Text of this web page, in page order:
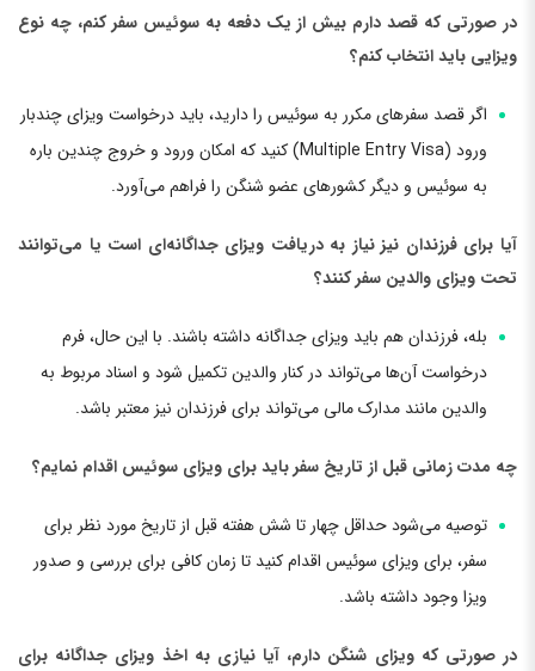
در صورتی که قصد دارم بیش از یک دفعه به سوئیس سفر کنم، چه نوع
ویزایی باید انتخاب کنم؟
اگر قصد سفرهای مکرر به سوئیس را دارید، باید درخواست ویزای چندبار
ورود (Multiple Entry Visa) کنید که امکان ورود و خروج چندین باره
به سوئیس و دیگر کشورهای عضو شنگن را فراهم می‌آورد.
آیا برای فرزندان نیز نیاز به دریافت ویزای جداگانه‌ای است یا می‌توانند
تحت ویزای والدین سفر کنند؟
بله، فرزندان هم باید ویزای جداگانه داشته باشند. با این حال، فرم
درخواست آن‌ها می‌تواند در کنار والدین تکمیل شود و اسناد مربوط به
والدین مانند مدارک مالی می‌تواند برای فرزندان نیز معتبر باشد.
چه مدت زمانی قبل از تاریخ سفر باید برای ویزای سوئیس اقدام نمایم؟
توصیه می‌شود حداقل چهار تا شش هفته قبل از تاریخ مورد نظر برای
سفر، برای ویزای سوئیس اقدام کنید تا زمان کافی برای بررسی و صدور
ویزا وجود داشته باشد.
در صورتی که ویزای شنگن دارم، آیا نیازی به اخذ ویزای جداگانه برای